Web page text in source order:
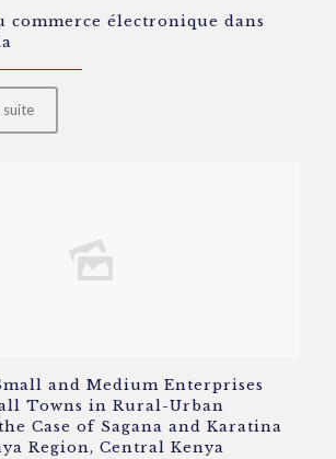
commerce électronique dans
suite
and Medium Enterprises
Towns in Rural-Urban
Case of Sagana and Karatina
Region, Central Kenya